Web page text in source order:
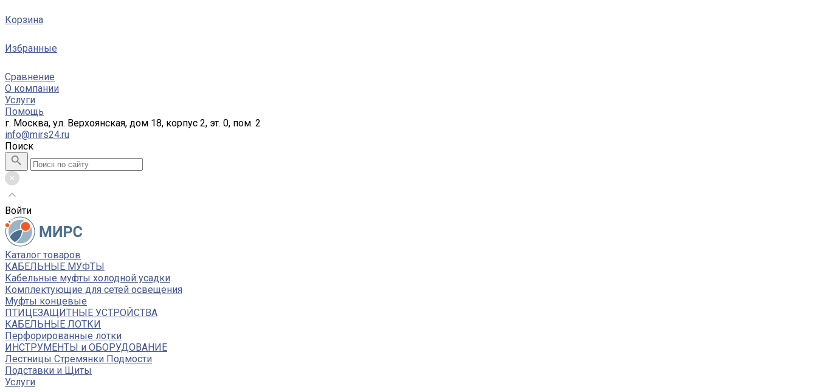
Корзина
Избранные
Сравнение
О компании
Услуги
Помощь
г. Москва, ул. Верхоянская, дом 18, корпус 2, эт. 0, пом. 2
info@mirs24.ru
Поиск
Войти
Каталог товаров
КАБЕЛЬНЫЕ МУФТЫ
Кабельные муфты холодной усадки
Комплектующие для сетей освещения
Муфты концевые
ПТИЦЕЗАЩИТНЫЕ УСТРОЙСТВА
КАБЕЛЬНЫЕ ЛОТКИ
Перфорированные лотки
ИНСТРУМЕНТЫ и ОБОРУДОВАНИЕ
Лестницы Стремянки Подмости
Подставки и Щиты
Услуги